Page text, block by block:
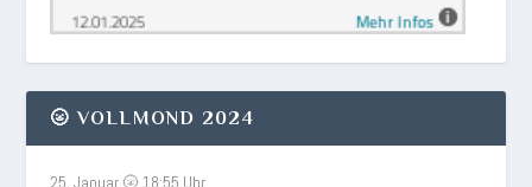
🌝 VOLLMOND 2024
25. Januar 🌝 18:55 Uhr